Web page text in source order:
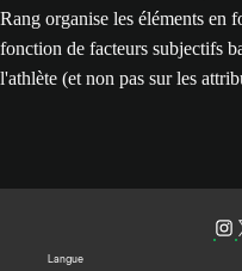
Rang organise les éléments en
fonction de facteurs subjectifs
l'athlète (et non pas sur les
Langue